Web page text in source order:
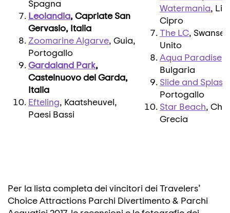
Spagna
Leolandia, Capriate San
Gervasio, Italia
Zoomarine Algarve, Guia,
Portogallo
Gardaland Park,
Castelnuovo del Garda,
Italia
Efteling, Kaatsheuvel,
Paesi Bassi
Watermania,
Cipro
The LC,
Unito
Aqua Paradise
Bulgaria
Slide and Splash
Portogallo
Star Beach,
Grecia
Per la lista completa dei vincitori dei Travelers’
Choice Attractions Parchi Divertimento & Parchi